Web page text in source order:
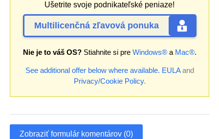
Ušetrite svoje podnikateľské peniaze!
Multilicenčná zľavová ponuka
Nie je to váš OS?Stiahnite si pre Windows®a Mac®.
See additional offer below where available. EULAand
Privacy/Cookie Policy.
Zobraziť formulár komentárov (0)